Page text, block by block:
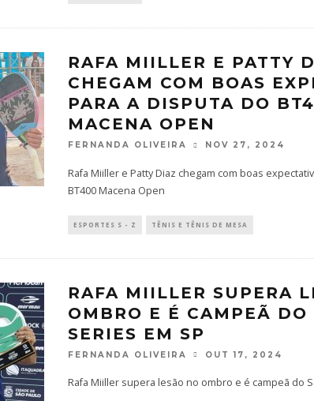
RAFA MIILLER E PATTY
CHEGAM COM BOAS
PARA A DISPUTA DO
MACENA OPEN
FERNANDA OLIVEIRA NOV 27, 2024
Rafa Miiller e Patty Diaz chegam com boas
BT400 Macena Open
ESPORTES S - Z TÊNIS E TÊNIS DE MESA
RAFA MIILLER SUPERA
OMBRO E É CAMPEÃ DO
SERIES EM SP
FERNANDA OLIVEIRA OUT 17, 2024
Rafa Miiller supera lesão no ombro e é campeã do